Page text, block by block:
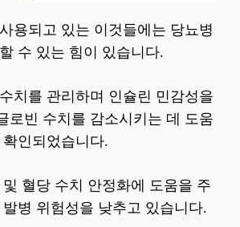
용되고 있는 이것들에는 당뇨병
수 있는 힘이 있습니다.
치를 관리하며 인슐린 민감성을
로빈 수치를 감소시키는 데 도움
인되었습니다.
혈당 수치 안정화에 도움을 주
병 위험성을 낮추고 있습니다.